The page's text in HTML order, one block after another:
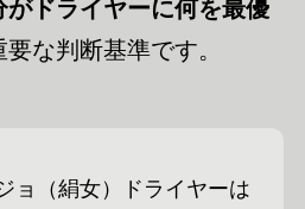
がドライヤーに何を最優
な判断基準です。
ョ（絹女）ドライヤーは